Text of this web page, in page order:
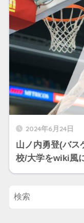
2024年6月24日
山ノ内勇登(バス
校/大学をwiki風